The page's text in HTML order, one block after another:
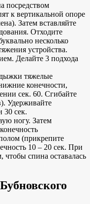
посредством
к вертикальной опоре
Затем вставляйте
Отходите
несколько
устройства.
Делайте 3 подхода
тяжелые
конечности,
сек. 60. Сгибайте
Удерживайте
30 сек.
ногу. Затем
(прикрепите
10 – 20 сек. При
чтобы спина оставалась